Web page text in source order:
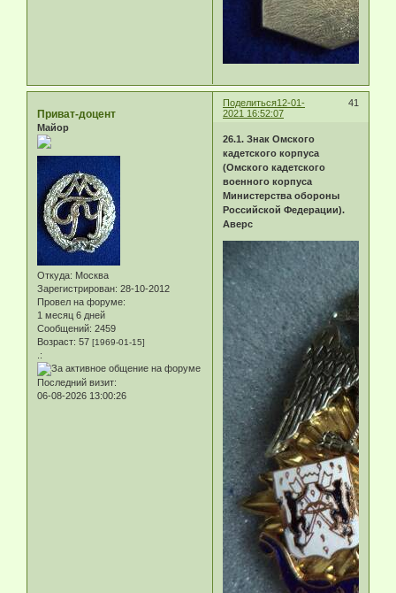
Поделиться 41
12-01-
2021 16:52:07
Приват-доцент
Майор
Откуда: Москва
Зарегистрирован: 28-10-2012
Провел на форуме:
1 месяц 6 дней
Сообщений: 2459
Возраст: 57 [1969-01-15]
.:
Последний визит:
06-08-2026 13:00:26
26.1. Знак Омского
кадетского корпуса
(Омского кадетского
военного корпуса
Министерства обороны
Российской Федерации).
Аверс